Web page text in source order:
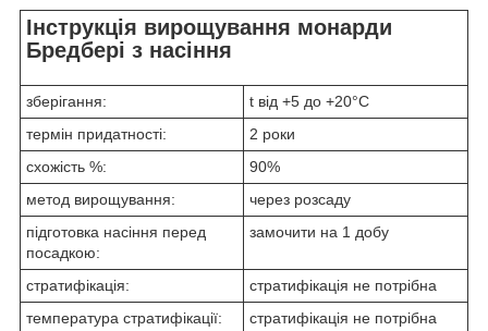
Інструкція вирощування монарди
Бредбері з насіння
зберігання:
t від +5 до +20°C
термін придатності:
2 роки
схожість %:
90%
метод вирощування:
через розсаду
підготовка насіння перед
посадкою:
замочити на 1 добу
стратифікація:
стратифікація не потрібна
температура стратифікації:
стратифікація не потрібна